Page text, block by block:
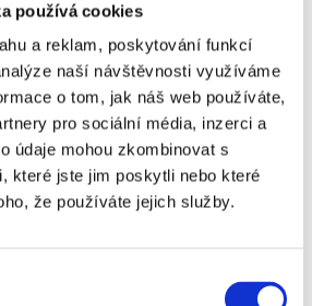
používá cookies
a reklam, poskytování funkcí
naší návštěvnosti využíváme
o tom, jak náš web používáte,
pro sociální média, inzerci a
údaje mohou zkombinovat s
které jste jim poskytli nebo které
že používáte jejich služby.